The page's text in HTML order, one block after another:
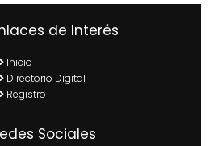
de Interés
Inicio
Directorio Digital
Registro
Sociales